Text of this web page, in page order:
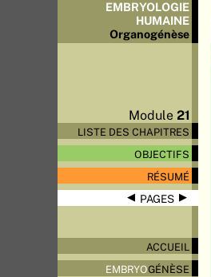
EMBRYOLOGIE
HUMAINE
Organogénèse
Module21
LISTE DES CHAPITRES
OBJECTIFS
RÉSUMÉ
◀ PAGES▶
ACCUEIL
EMBRYOGÉNÈSE